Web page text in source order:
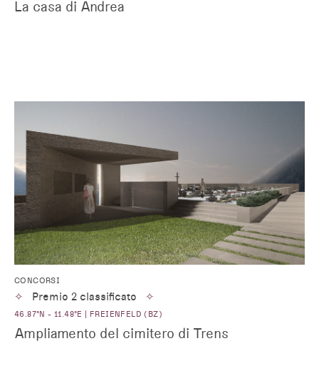
La casa di Andrea
CONCORSI
✧ Premio 2 classificato ✧
46.87°N - 11.48°E | FREIENFELD (BZ)
Ampliamento del cimitero di Trens